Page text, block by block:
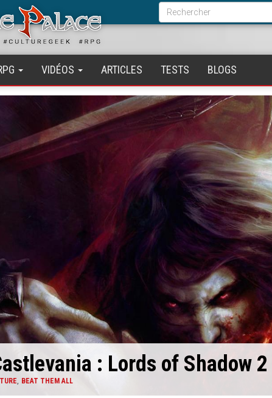
Formulaire
de
recherche
Rechercher
VIDÉOS ARTICLES TESTS BLOGS
: Lords of Shadow 2
BEAT THEM ALL